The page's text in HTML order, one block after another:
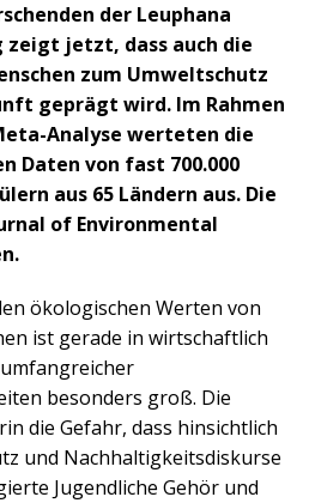
der Leuphana
jetzt, dass auch die
zum Umweltschutz
geprägt wird. Im Rahmen
Analyse werteten die
Daten von fast 700.000
aus 65 Ländern aus. Die
of Environmental
ökologischen Werten von
ist gerade in wirtschaftlich
besonders groß. Die
die Gefahr, dass hinsichtlich
und Nachhaltigkeitsdiskurse
Jugendliche Gehör und